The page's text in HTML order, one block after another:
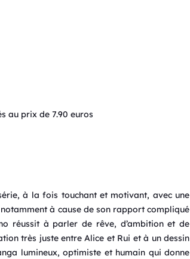
au prix de 7.90 euros
à la fois touchant et motivant, avec une
à cause de son rapport compliqué
réussit à parler de rêve, d’ambition et de
très juste entre Alice et Rui et à un dessin
lumineux, optimiste et humain qui donne